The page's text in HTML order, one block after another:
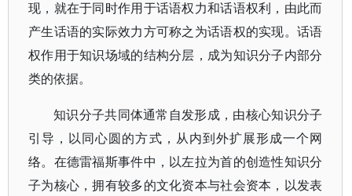
现，就在于同时作用于话语权力和话语权利，由此而
产生话语的实际效力方可称之为话语权的实现。话语
权作用于知识场域的结构分层，成为知识分子内部分
类的依据。
知识分子共同体通常自发形成，由核心知识分子
引导，以同心圆的方式，从内到外扩展形成一个网
络。在德雷福斯事件中，以左拉为首的创造性知识分
子为核心，拥有较多的文化资本与社会资本，以发表